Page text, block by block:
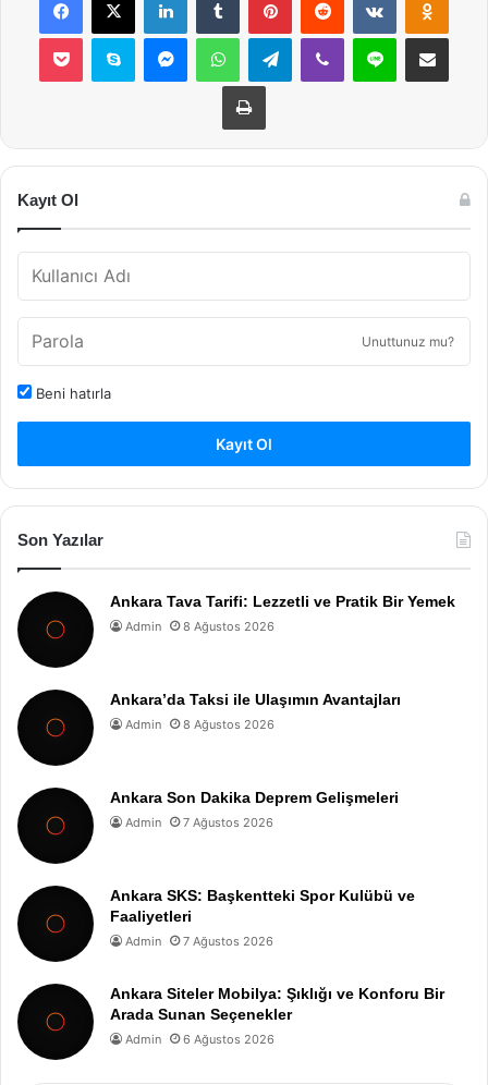
Pocket Skype MessengerWhatsAppTelegramViber Line E-Posta ile
Yazdır
Kayıt Ol
Unuttunuz mu?
Beni hatırla
Kayıt Ol
Son Yazılar
Ankara Tava Tarifi: Lezzetli ve Pratik Bir Yemek
Admin 8 Ağustos 2026
Ankara’da Taksi ile Ulaşımın Avantajları
Admin 8 Ağustos 2026
Ankara Son Dakika Deprem Gelişmeleri
Admin 7 Ağustos 2026
Ankara SKS: Başkentteki Spor Kulübü ve
Faaliyetleri
Admin 7 Ağustos 2026
Ankara Siteler Mobilya: Şıklığı ve Konforu Bir
Arada Sunan Seçenekler
Admin 6 Ağustos 2026